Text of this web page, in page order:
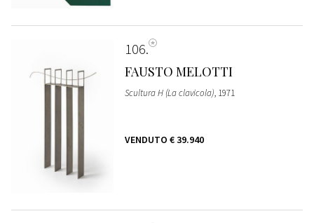
106
FAUSTO MELOTTI
Scultura H (La clavicola), 1971
VENDUTO € 39.940